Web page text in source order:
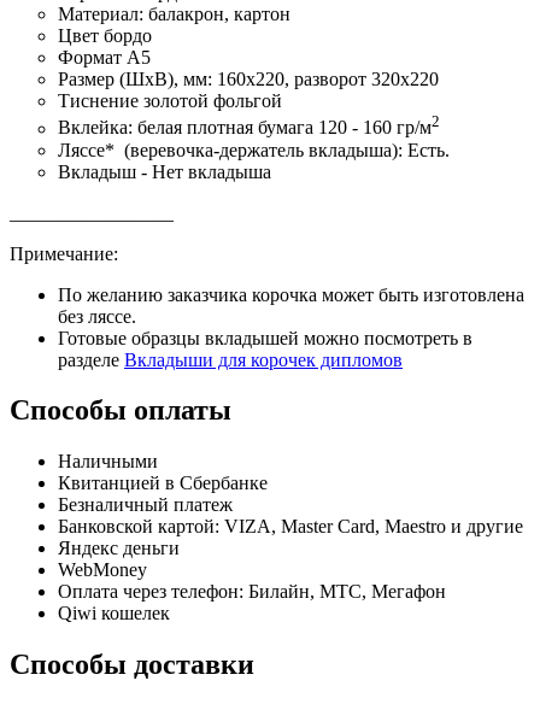
Материал: балакрон, картон
Цвет бордо
Формат А5
Размер (ШхВ), мм: 160х220, разворот 320х220
Тиснение золотой фольгой
Вклейка: белая плотная бумага 120 - 160 гр/м2
Ляссе* (веревочка-держатель вкладыша): Есть.
Вкладыш - Нет вкладыша
Примечание:
По желанию заказчика корочка может быть изготовлена
без ляссе.
Готовые образцы вкладышей можно посмотреть в
разделе Вкладыши для корочек дипломов
Способы оплаты
Наличными
Квитанцией в Сбербанке
Безналичный платеж
Банковской картой: VIZA, Master Card, Maestro и другие
Яндекс деньги
WebMoney
Оплата через телефон: Билайн, МТС, Мегафон
Qiwi кошелек
Способы доставки